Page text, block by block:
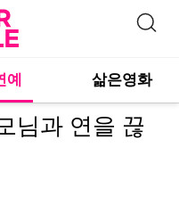
예 삶은영화
님과 연을 끊